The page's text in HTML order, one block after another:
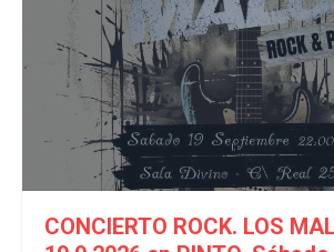
CONCIERTO ROCK. LOS